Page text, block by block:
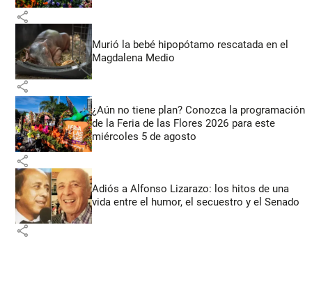
share
Murió la bebé hipopótamo rescatada en el
Magdalena Medio
share
¿Aún no tiene plan? Conozca la programación
de la Feria de las Flores 2026 para este
miércoles 5 de agosto
share
Adiós a Alfonso Lizarazo: los hitos de una
vida entre el humor, el secuestro y el Senado
share